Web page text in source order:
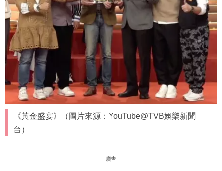
《黃金盛宴》（圖片來源：YouTube@TVB娛樂新聞
台）
廣告